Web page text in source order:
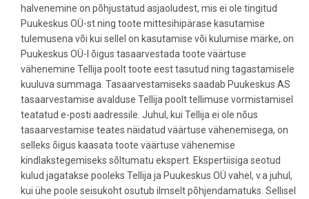
halvenemine on põhjustatud asjaoludest, mis ei ole tingitud
Puukeskus OÜ-st ning toote mittesihipärase kasutamise
tulemusena või kui sellel on kasutamise või kulumise märke, on
Puukeskus OÜ-l õigus tasaarvestada toote väärtuse
vähenemine Tellija poolt toote eest tasutud ning tagastamisele
kuuluva summaga. Tasaarvestamiseks saadab Puukeskus AS
tasaarvestamise avalduse Tellija poolt tellimuse vormistamisel
teatatud e-posti aadressile. Juhul, kui Tellija ei ole nõus
tasaarvestamise teates näidatud väärtuse vähenemisega, on
selleks õigus kaasata toote väärtuse vähenemise
kindlakstegemiseks sõltumatu ekspert. Ekspertiisiga seotud
kulud jagatakse pooleks Tellija ja Puukeskus OÜ vahel, v.a juhul,
kui ühe poole seisukoht osutub ilmselt põhjendamatuks. Sellisel